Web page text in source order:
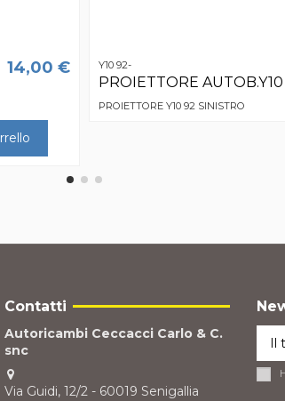
14,00 € Y10 92-
PROIETTORE AUTOB.Y10
PROIETTORE Y10 92 SINISTRO
Contatti
Autoricambi Ceccacci Carlo & C.
snc
Via Guidi, 12/2 - 60019 Senigallia